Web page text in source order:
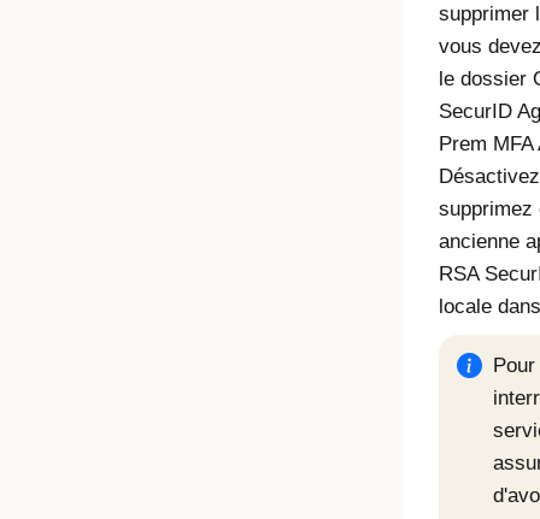
supprimer
vous
le dossier
SecurID
Prem MFA
supprimez
ancienne
RSA
locale